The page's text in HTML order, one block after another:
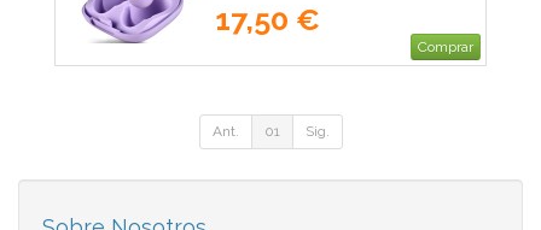
17,50 €
Comprar
Ant. 01 Sig.